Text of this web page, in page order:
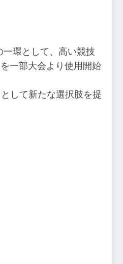
環として、高い競技
一部大会より使用開始
して新たな選択肢を提